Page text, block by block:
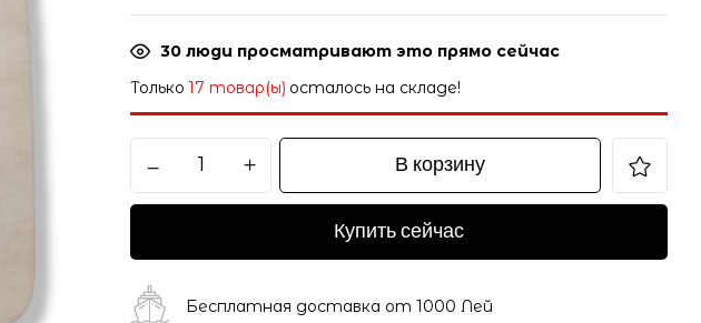
30 люди просматривают это прямо сейчас
Только 17 товар(ы) осталось на складе!
В корзину
Купить сейчас
Бесплатная доставка от 1000 Лей